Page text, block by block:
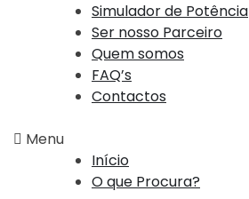
Simulador de Potência
Ser nosso Parceiro
Quem somos
FAQ’s
Contactos
Menu
Início
O que Procura?